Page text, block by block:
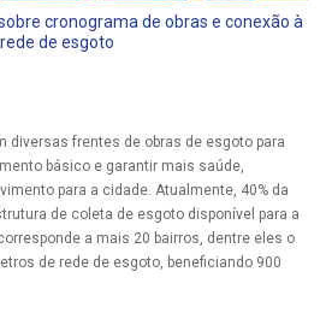
cronograma de obras e conexão à
rede de esgoto
diversas frentes de obras de esgoto para
básico e garantir mais saúde,
para a cidade. Atualmente, 40% da
de coleta de esgoto disponível para a
a mais 20 bairros, dentre eles o
de rede de esgoto, beneficiando 900